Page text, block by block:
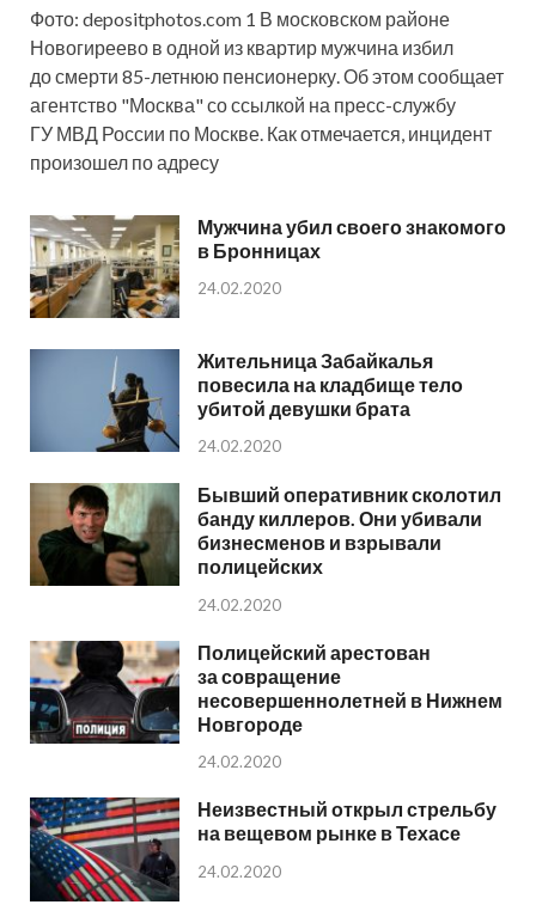
Фото: depositphotos.com 1 В московском районе
Новогиреево в одной из квартир мужчина избил
до смерти 85-летнюю пенсионерку. Об этом сообщает
агентство "Москва" со ссылкой на пресс-службу
ГУ МВД России по Москве. Как отмечается, инцидент
произошел по адресу
Мужчина убил своего знакомого
в Бронницах
24.02.2020
Жительница Забайкалья
повесила на кладбище тело
убитой девушки брата
24.02.2020
Бывший оперативник сколотил
банду киллеров. Они убивали
бизнесменов и взрывали
полицейских
24.02.2020
Полицейский арестован
за совращение
несовершеннолетней в Нижнем
Новгороде
24.02.2020
Неизвестный открыл стрельбу
на вещевом рынке в Техасе
24.02.2020